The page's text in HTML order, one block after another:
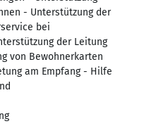
- Unterstützung der
bei
der Leitung
von Bewohnerkarten
am Empfang - Hilfe